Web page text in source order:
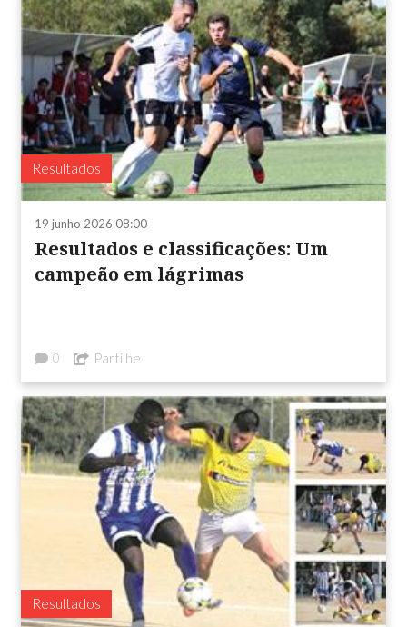
Resultados
19 junho 2026 08:00
Resultados e classificações: Um
campeão em lágrimas
0 Partilhe
Resultados